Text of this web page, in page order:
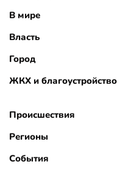
В мире
Власть
Город
ЖКХ и благоустройство
Происшествия
Регионы
События